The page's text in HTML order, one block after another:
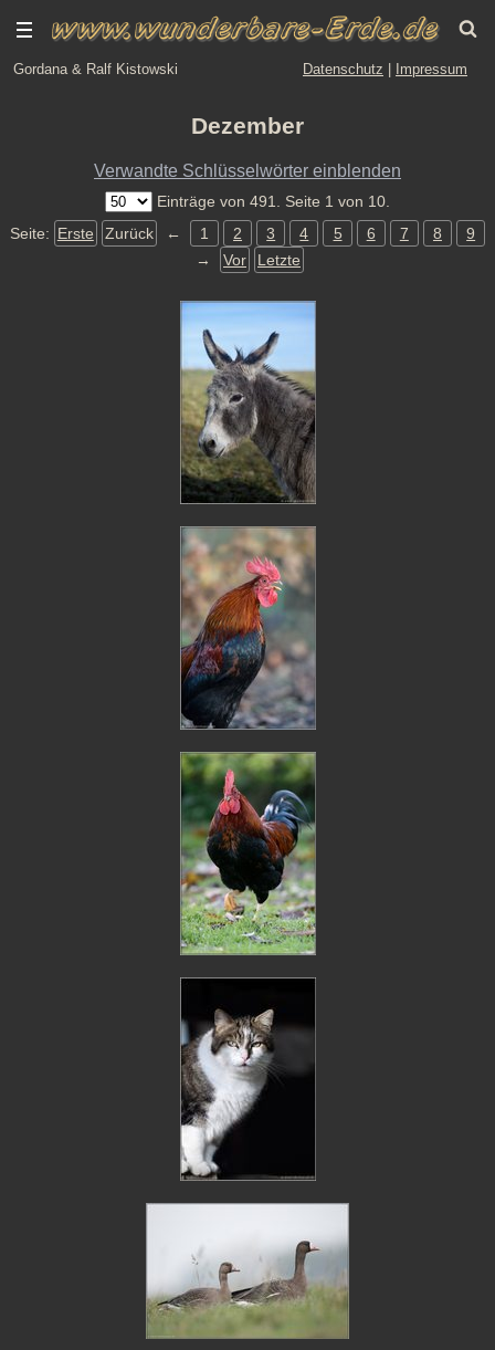
Gordana & Ralf Kistowski Datenschutz Impressum
Dezember
Verwandte Schlüsselwörter einblenden
Einträge von 491. Seite 1 von 10.
Seite: Erste Zurück ← 1 2 3 4 5 6 7 8
9
→
Vor Letzte